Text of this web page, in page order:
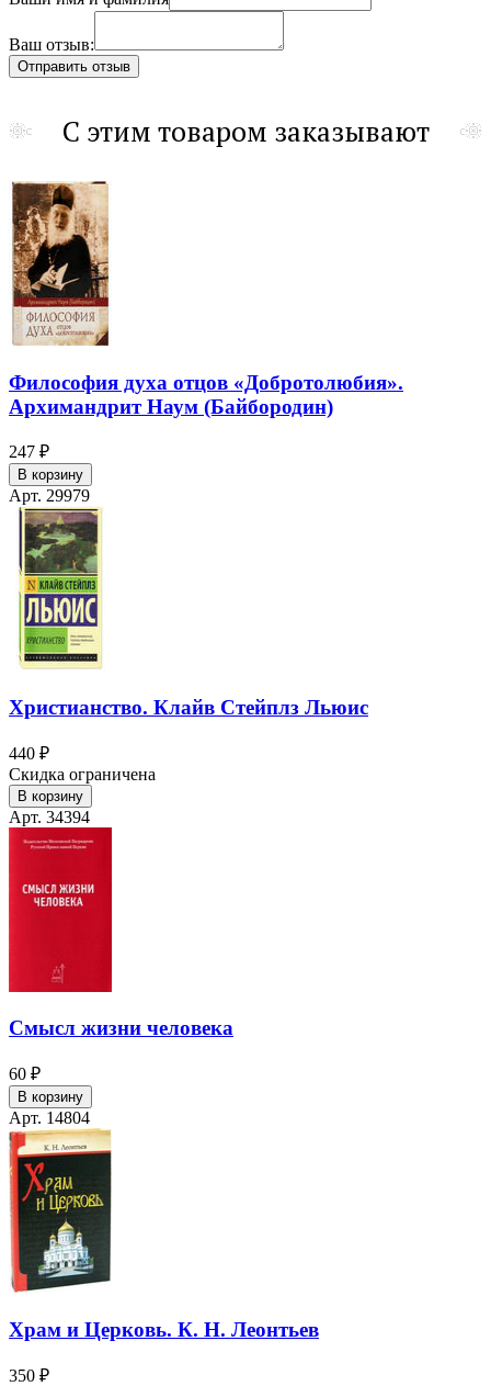
Ваш отзыв:
С этим товаром заказывают
Философия духа отцов «Добротолюбия».
Архимандрит Наум (Байбородин)
247 ₽
В корзину
Арт. 29979
Христианство. Клайв Стейплз Льюис
440 ₽
Скидка ограничена
В корзину
Арт. 34394
Смысл жизни человека
60 ₽
В корзину
Арт. 14804
Храм и Церковь. К. Н. Леонтьев
350 ₽